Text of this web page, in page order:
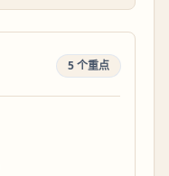
5 个重点